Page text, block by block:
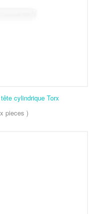
cylindrique Torx
pieces )